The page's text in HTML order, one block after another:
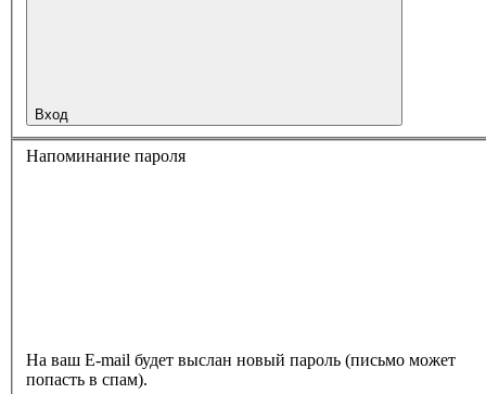
Вход
Напоминание пароля
На ваш E-mail будет выслан новый пароль (письмо может
попасть в спам).